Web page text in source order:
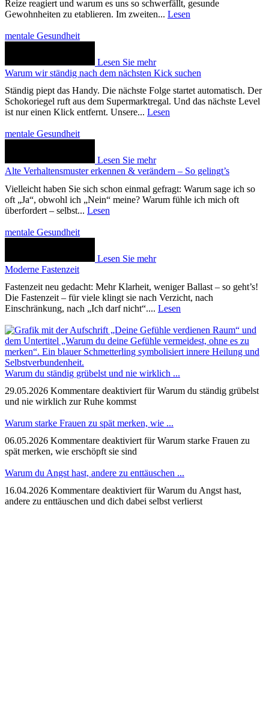
Reize reagiert und warum es uns so schwerfällt, gesunde
Gewohnheiten zu etablieren. Im zweiten... Lesen
mentale Gesundheit
Lesen Sie mehr
Warum wir ständig nach dem nächsten Kick suchen
Ständig piept das Handy. Die nächste Folge startet automatisch. Der
Schokoriegel ruft aus dem Supermarktregal. Und das nächste Level
ist nur einen Klick entfernt. Unsere... Lesen
mentale Gesundheit
Lesen Sie mehr
Alte Verhaltensmuster erkennen & verändern – So gelingt’s
Vielleicht haben Sie sich schon einmal gefragt: Warum sage ich so
oft „Ja“, obwohl ich „Nein“ meine? Warum fühle ich mich oft
überfordert – selbst... Lesen
mentale Gesundheit
Lesen Sie mehr
Moderne Fastenzeit
Fastenzeit neu gedacht: Mehr Klarheit, weniger Ballast – so geht’s!
Die Fastenzeit – für viele klingt sie nach Verzicht, nach
Einschränkung, nach „Ich darf nicht“.... Lesen
Warum du ständig grübelst und nie wirklich ...
29.05.2026 Kommentare deaktiviert für Warum du ständig grübelst
und nie wirklich zur Ruhe kommst
Warum starke Frauen zu spät merken, wie ...
06.05.2026 Kommentare deaktiviert für Warum starke Frauen zu
spät merken, wie erschöpft sie sind
Warum du Angst hast, andere zu enttäuschen ...
16.04.2026 Kommentare deaktiviert für Warum du Angst hast,
andere zu enttäuschen und dich dabei selbst verlierst